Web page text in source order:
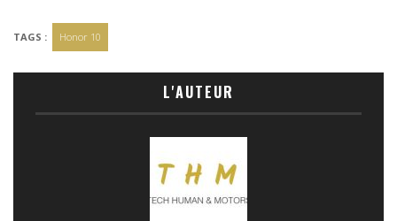
TAGS : Honor 10
L'AUTEUR